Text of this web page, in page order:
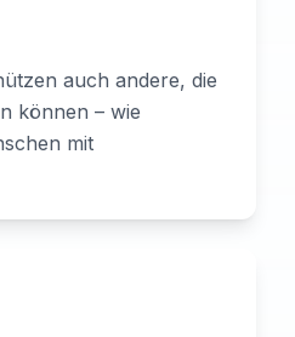
auch andere, die
können – wie
mit